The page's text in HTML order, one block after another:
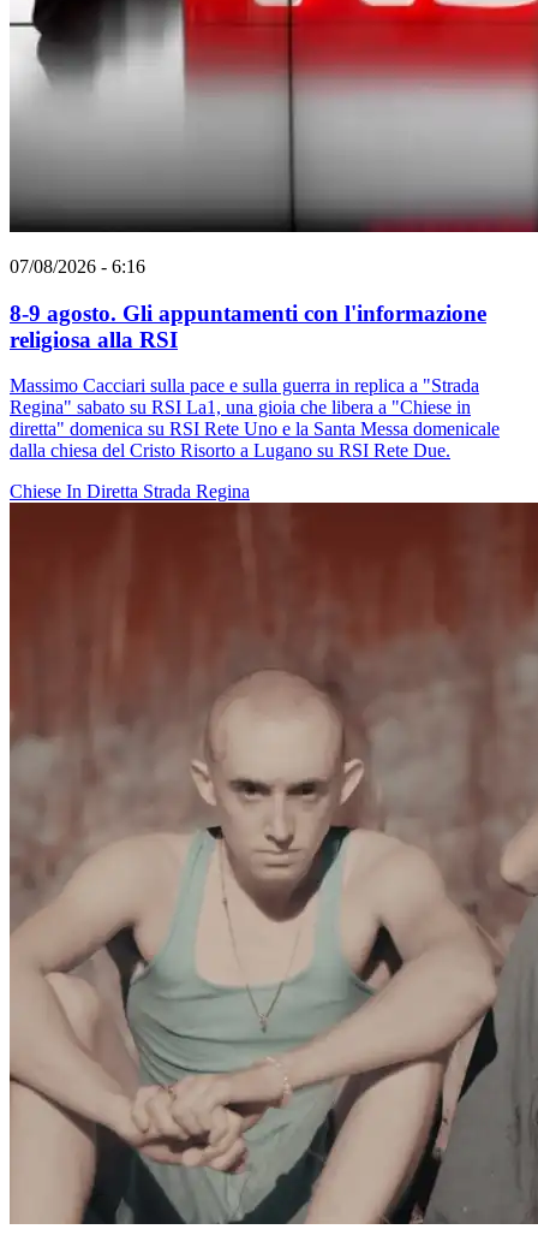
07/08/2026 - 6:16
8-9 agosto. Gli appuntamenti con l'informazione
religiosa alla RSI
Massimo Cacciari sulla pace e sulla guerra in replica a "Strada
Regina" sabato su RSI La1, una gioia che libera a "Chiese in
diretta" domenica su RSI Rete Uno e la Santa Messa domenicale
dalla chiesa del Cristo Risorto a Lugano su RSI Rete Due.
Chiese In Diretta Strada Regina